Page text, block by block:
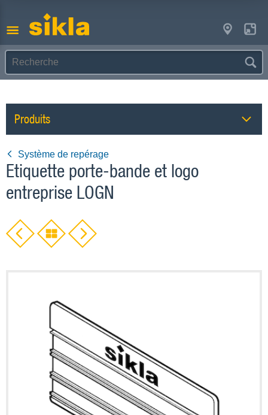
Produits
Système de repérage
Etiquette porte-bande et logo
entreprise LOGN